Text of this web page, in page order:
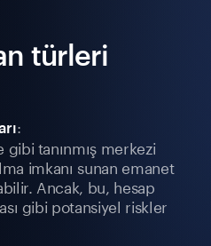
türleri
:
tanınmış merkezi
imkanı sunan emanet
Ancak, bu, hesap
gibi potansiyel riskler